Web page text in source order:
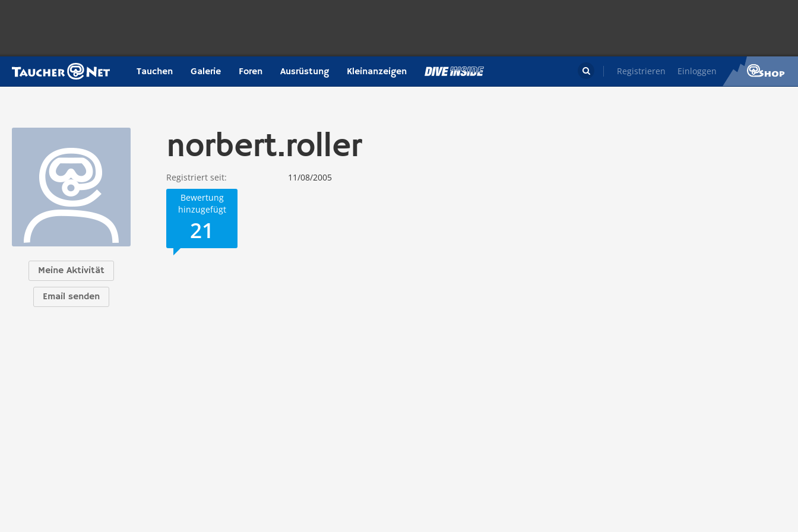
Tauchen Galerie Foren Ausrüstung Kleinanzeigen Registrieren Einloggen

Meine Aktivität
Email senden
norbert.roller
Registriert seit
11/08/2005
Bewertung
hinzugefügt
21